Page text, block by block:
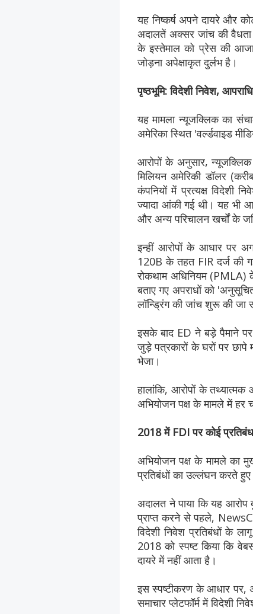
यह निष्कर्ष अपने दायरे और
अदालतें अक्सर जांच की वैधता
के इस्तेमाल को प्रेस की
जोड़ना अपेक्षाकृत दुर्लभ है।
पृष्ठभूमि: विदेशी निवेश,
यह मामला न्यूजक्लिक का
अमेरिका स्थित 'वर्ल्डवाइड
आरोपों के अनुसार,
मिलियन अमेरिकी डॉलर
कंपनियों में प्रत्यक्ष विदेशी
ज्यादा आंकी गई थी। यह भी
और अन्य परिचालन खर्चों के
इन्हीं आरोपों के आधार पर
120B के तहत FIR दर्ज की
रोकथाम अधिनियम (PMLA)
बताए गए अपराधों को
लॉन्ड्रिंग की जांच शुरू की जा
इसके बाद ED ने बड़े पैमाने
जुड़े पत्रकारों के घरों पर छापे
भेजा।
हालांकि, आरोपों के तथ्यात्मक
अभियोजन पक्ष के मामले में हर
2018 में FDI पर कोई
अभियोजन पक्ष के मामले का
प्रतिबंधों का उल्लंघन करते हुए
अदालत ने पाया कि यह आरोप
प्राप्त करने से पहले,
विदेशी निवेश प्रतिबंधों के
2018 को स्पष्ट किया कि
दायरे में नहीं आता है।
इस स्पष्टीकरण के आधार पर,
समाचार प्लेटफॉर्म में विदेशी